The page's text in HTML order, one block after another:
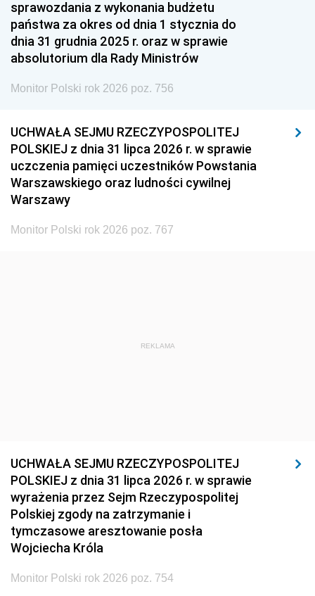
1951 1950
1948 1947 1946
1939 1938
sprawozdania z wykonania budżetu
państwa za okres od dnia 1 stycznia do
dnia 31 grudnia 2025 r. oraz w sprawie
absolutorium dla Rady Ministrów
Monitor Polski rok 2026 poz. 756
UCHWAŁA SEJMU RZECZYPOSPOLITEJ
POLSKIEJ z dnia 31 lipca 2026 r. w sprawie
uczczenia pamięci uczestników Powstania
Warszawskiego oraz ludności cywilnej
Warszawy
Monitor Polski rok 2026 poz. 767
REKLAMA
UCHWAŁA SEJMU RZECZYPOSPOLITEJ
POLSKIEJ z dnia 31 lipca 2026 r. w sprawie
wyrażenia przez Sejm Rzeczypospolitej
Polskiej zgody na zatrzymanie i
tymczasowe aresztowanie posła
Wojciecha Króla
Monitor Polski rok 2026 poz. 754